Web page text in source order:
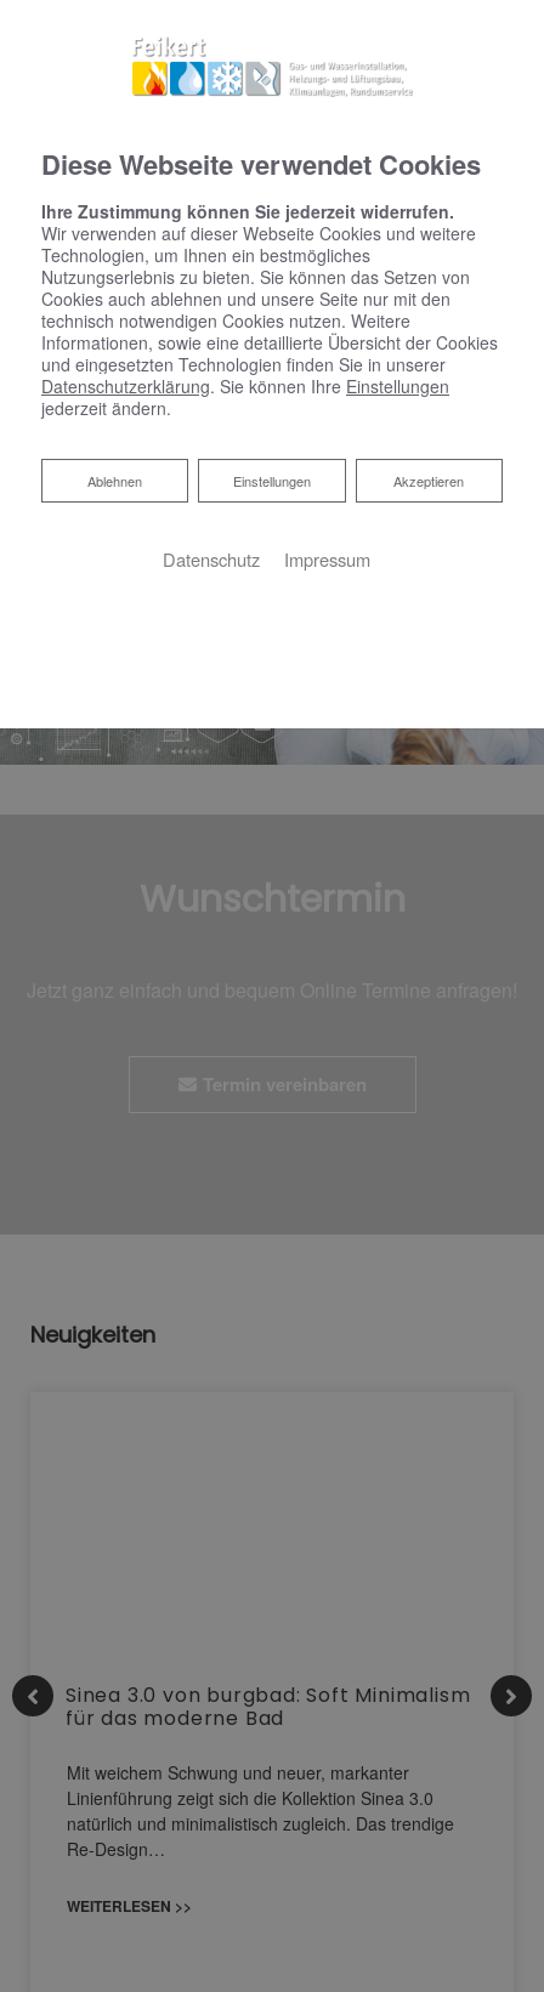
Neuigkeiten
Sinea 3.0 von burgbad: Soft Minimalism
für das moderne Bad
Mit weichem Schwung und neuer, markanter
Linienführung zeigt sich die Kollektion Sinea 3.0
natürlich und minimalistisch zugleich. Das trendige
Re-Design…
WEITERLESEN >>
Diese Webseite verwendet Cookies
Ihre Zustimmung können Sie jederzeit widerrufen.
Wir verwenden auf dieser Webseite Cookies und weitere
Technologien, um Ihnen ein bestmögliches
Nutzungserlebnis zu bieten. Sie können das Setzen von
Cookies auch ablehnen und unsere Seite nur mit den
technisch notwendigen Cookies nutzen. Weitere
Informationen, sowie eine detaillierte Übersicht der Cookies
und eingesetzten Technologien finden Sie in unserer
Datenschutzerklärung. Sie können Ihre Einstellungen
jederzeit ändern.
Akzeptieren
Einstellungen
Ablehnen
Ablehnen
Datenschutz Impressum